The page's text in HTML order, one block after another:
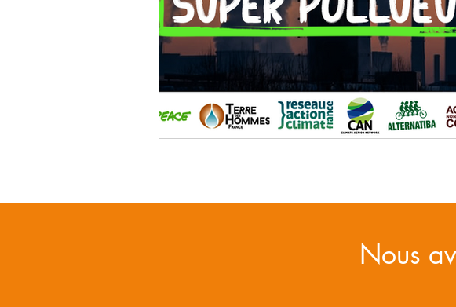
partenariat environnement droit des
Permaculture aquaponie catastrophe
Réseau Environnement Humanitaire
Nous